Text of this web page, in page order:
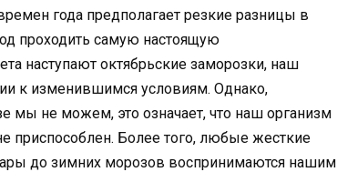
года предполагает резкие разницы в
проходить самую настоящую
наступают октябрьские заморозки, наш
к изменившимся условиям. Однако,
мы не можем, это означает, что наш организм
приспособлен. Более того, любые жесткие
до зимних морозов воспринимаются нашим